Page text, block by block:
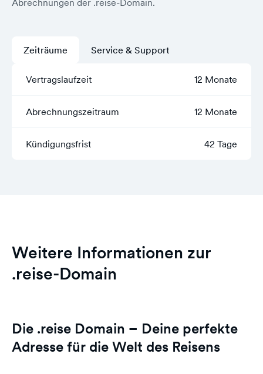
Abrechnungen der .reise-Domain.
Zeiträume
Vertragslaufzeit 12 Monate
Abrechnungszeitraum 12 Monate
Kündigungsfrist 42 Tage
Service & Support
Weitere Informationen zur
.reise-Domain
Die .reise Domain – Deine perfekte
Adresse für die Welt des Reisens